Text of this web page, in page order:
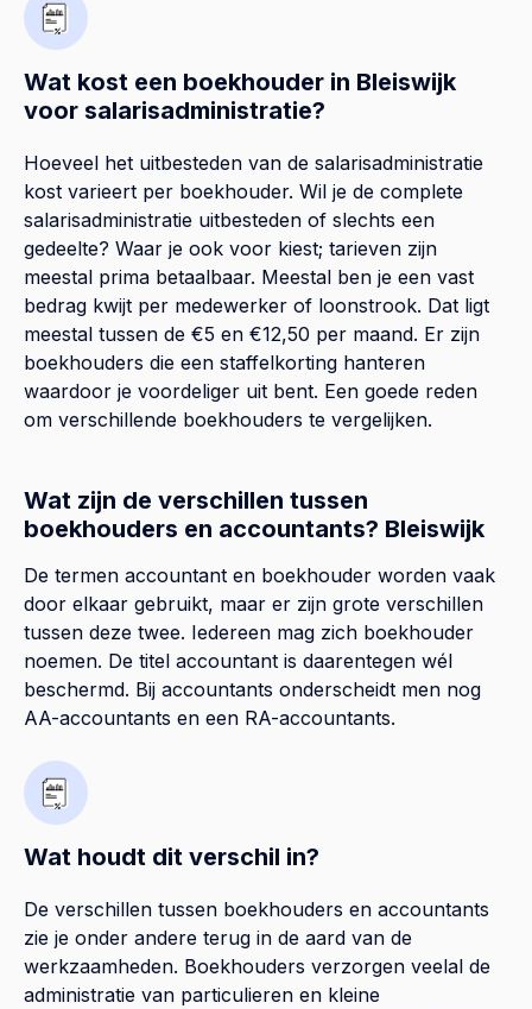
Wat kost een boekhouder in Bleiswijk
voor salarisadministratie?
Hoeveel het uitbesteden van de salarisadministratie
kost varieert per boekhouder. Wil je de complete
salarisadministratie uitbesteden of slechts een
gedeelte? Waar je ook voor kiest; tarieven zijn
meestal prima betaalbaar. Meestal ben je een vast
bedrag kwijt per medewerker of loonstrook. Dat ligt
meestal tussen de €5 en €12,50 per maand. Er zijn
boekhouders die een staffelkorting hanteren
waardoor je voordeliger uit bent. Een goede reden
om verschillende boekhouders te vergelijken.
Wat zijn de verschillen tussen
boekhouders en accountants? Bleiswijk
De termen accountant en boekhouder worden vaak
door elkaar gebruikt, maar er zijn grote verschillen
tussen deze twee. Iedereen mag zich boekhouder
noemen. De titel accountant is daarentegen wél
beschermd. Bij accountants onderscheidt men nog
AA-accountants en een RA-accountants.
Wat houdt dit verschil in?
De verschillen tussen boekhouders en accountants
zie je onder andere terug in de aard van de
werkzaamheden. Boekhouders verzorgen veelal de
administratie van particulieren en kleine